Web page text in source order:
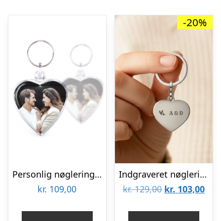
Personlig nøglering – Hjerte – Dobbeltsidet
kr. 109,00
-20%
Indgraveret nøglering – Hjerte – Sølv
kr.129,00 Den
kr. 103,00Den